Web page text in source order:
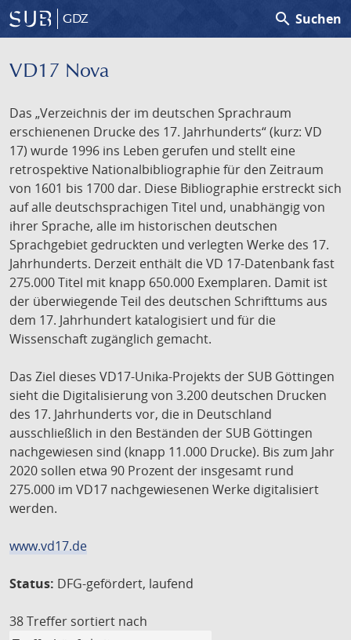
GDZ search Suchen
VD17 Nova
Das „Verzeichnis der im deutschen Sprachraum
erschienenen Drucke des 17. Jahrhunderts“ (kurz: VD
17) wurde 1996 ins Leben gerufen und stellt eine
retrospektive Nationalbibliographie für den Zeitraum
von 1601 bis 1700 dar. Diese Bibliographie erstreckt sich
auf alle deutschsprachigen Titel und, unabhängig von
ihrer Sprache, alle im historischen deutschen
Sprachgebiet gedruckten und verlegten Werke des 17.
Jahrhunderts. Derzeit enthält die VD 17-Datenbank fast
275.000 Titel mit knapp 650.000 Exemplaren. Damit ist
der überwiegende Teil des deutschen Schrifttums aus
dem 17. Jahrhundert katalogisiert und für die
Wissenschaft zugänglich gemacht.
Das Ziel dieses VD17-Unika-Projekts der SUB Göttingen
sieht die Digitalisierung von 3.200 deutschen Drucken
des 17. Jahrhunderts vor, die in Deutschland
ausschließlich in den Beständen der SUB Göttingen
nachgewiesen sind (knapp 11.000 Drucke). Bis zum Jahr
2020 sollen etwa 90 Prozent der insgesamt rund
275.000 im VD17 nachgewiesenen Werke digitalisiert
werden.
www.vd17.de
Status: DFG-gefördert, laufend
38 Treffer sortiert nach